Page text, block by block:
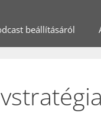
beállításáról